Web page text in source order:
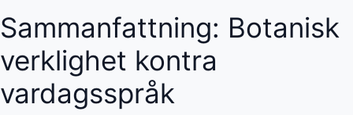
Sammanfattning: Botanisk
verklighet kontra
vardagsspråk